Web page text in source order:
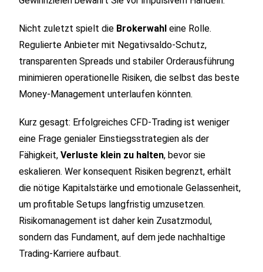
Nicht zuletzt spielt die Brokerwahl eine Rolle.
Regulierte Anbieter mit Negativsaldo‑Schutz,
transparenten Spreads und stabiler Orderausführung
minimieren operationelle Risiken, die selbst das beste
Money‑Management unterlaufen könnten.
Kurz gesagt: Erfolgreiches CFD‑Trading ist weniger
eine Frage genialer Einstiegsstrategien als der
Fähigkeit,Verluste klein zu halten, bevor sie
eskalieren. Wer konsequent Risiken begrenzt, erhält
die nötige Kapitalstärke und emotionale Gelassenheit,
um profitable Setups langfristig umzusetzen.
Risikomanagement ist daher kein Zusatzmodul,
sondern das Fundament, auf dem jede nachhaltige
Trading‑Karriere aufbaut.